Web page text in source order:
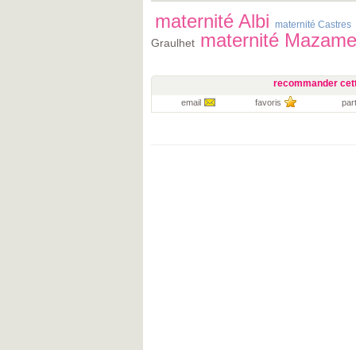
maternité Albi maternité Castres
Graulhet maternité
recommander
email favoris